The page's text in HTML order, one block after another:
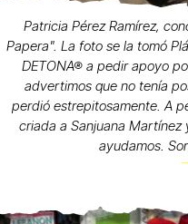
Patricia Pérez Ramírez,
Papera". La foto se la tomó
DETONA® a pedir apoyo
advertimos que no tenía
perdió estrepitosamente. A
criada a Sanjuana Martínez
ayudamos.